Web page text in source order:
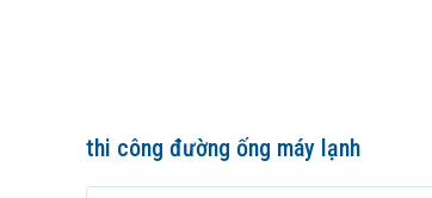
thi công đường ống máy lạnh